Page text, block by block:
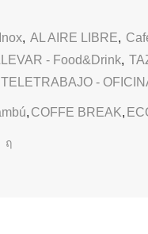
, AL AIRE LIBRE,
- Food&Drink,
TELETRABAJO -
, COFFE BREAK,